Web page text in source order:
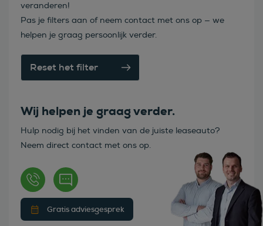
veranderen!
Pas je filters aan of neem contact met ons op — we
helpen je graag persoonlijk verder.
Reset het filter
Wij helpen je graag verder.
Hulp nodig bij het vinden van de juiste leaseauto?
Neem direct contact met ons op.
Gratis adviesgesprek